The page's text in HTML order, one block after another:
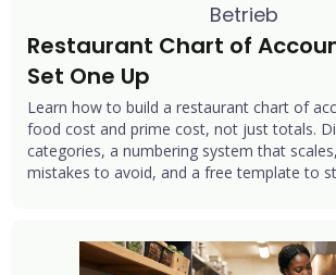
Betrieb
Restaurant Chart of
Set One Up
Learn how to build a restaurant chart of
food cost and prime cost, not just totals.
categories, a numbering system that
mistakes to avoid, and a free template to